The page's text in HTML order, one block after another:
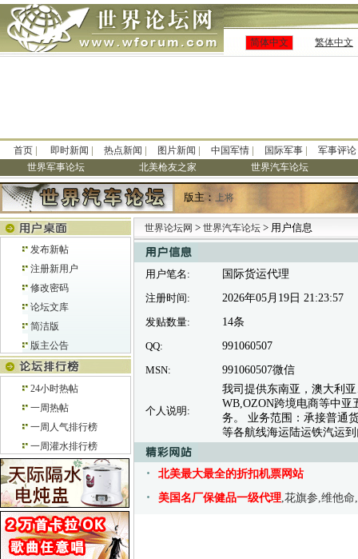
简体中文 繁体中文
首页 | 即时新闻 | 热点新闻 | 图片新闻 | 中国军情 | 国际军事 |
军事评论
世界军事论坛
北美枪友之家 世界汽车论坛
版主：上将
发布新帖
注册新用户
修改密码
论坛文库
简洁版
版主公告
24小时热帖
一周热帖
一周人气排行榜
一周灌水排行榜
世界论坛网 > 世界汽车论坛 > 用户信息
用户笔名:
国际货运代理
注册时间:
2026年05月19日 21:23:57
发贴数量:
14条
QQ:
991060507
MSN:
991060507微信
个人说明:
我司提供东南亚，澳大利
WB,OZON跨境电商等中
务。 业务范围：承接普通
等各航线海运陆运铁汽运
北美最大最全的折扣机票网站
美国名厂保健品一级代理,花旗参,维他